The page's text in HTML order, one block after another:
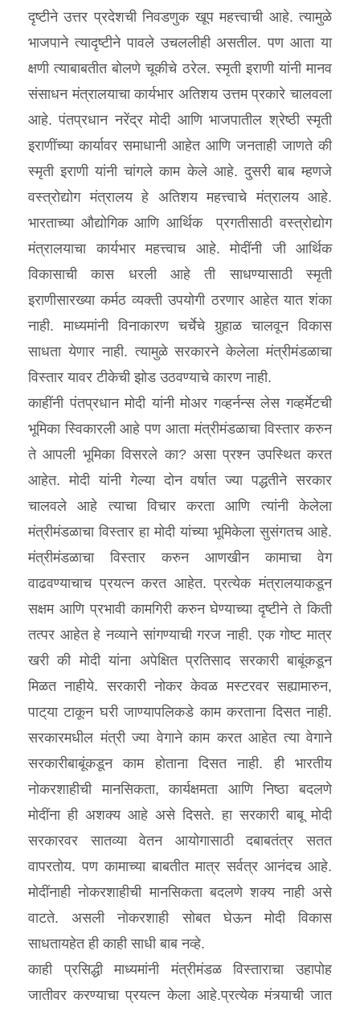
दृष्टीने उत्तर प्रदेशची निवडणुक खूप महत्त्वाची आहे. त्यामुळे
भाजपाने त्यादृष्टीने पावले उचललीही असतील. पण आता या
क्षणी त्याबाबतीत बोलणे चूकीचे ठरेल. स्मृती इराणी यांनी मानव
संसाधन मंत्रालयाचा कार्यभार अतिशय उत्तम प्रकारे चालवला
आहे. पंतप्रधान नरेंद्र मोदी आणि भाजपातील श्रेष्ठी स्मृती
इराणींच्या कार्यावर समाधानी आहेत आणि जनताही जाणते की
स्मृती इराणी यांनी चांगले काम केले आहे. दुसरी बाब म्हणजे
वस्त्रोद्योग मंत्रालय हे अतिशय महत्त्वाचे मंत्रालय आहे.
भारताच्या औद्योगिक आणि आर्थिक प्रगतीसाठी वस्त्रोद्योग
मंत्रालयाचा कार्यभार महत्त्वाच आहे. मोदींनी जी आर्थिक
विकासाची कास धरली आहे ती साधण्यासाठी स्मृती
इराणीसारख्या कर्मठ व्यक्ती उपयोगी ठरणार आहेत यात शंका
नाही. माध्यमांनी विनाकारण चर्चेचे गुर्‍हाळ चालवून विकास
साधता येणार नाही. त्यामुळे सरकारने केलेला मंत्रीमंडळाचा
विस्तार यावर टीकेची झोड उठवण्याचे कारण नाही.
काहींनी पंतप्रधान मोदी यांनी मोअर गव्हर्नन्स लेस गव्हर्मेटची
भूमिका स्विकारली आहे पण आता मंत्रीमंडळाचा विस्तार करुन
ते आपली भूमिका विसरले का? असा प्रश्‍न उपस्थित करत
आहेत. मोदी यांनी गेल्या दोन वर्षात ज्या पद्धतीने सरकार
चालवले आहे त्याचा विचार करता आणि त्यांनी केलेला
मंत्रीमंडळाचा विस्तार हा मोदी यांच्या भूमिकेला सुसंगतच आहे.
मंत्रीमंडळाचा विस्तार करुन आणखीन कामाचा वेग
वाढवण्याचाच प्रयत्न करत आहेत. प्रत्येक मंत्रालयाकडून
सक्षम आणि प्रभावी कामगिरी करुन घेण्याच्या दृष्टीने ते किती
तत्पर आहेत हे नव्याने सांगण्याची गरज नाही. एक गोष्ट मात्र
खरी की मोदी यांना अपेक्षित प्रतिसाद सरकारी बाबूंकडून
मिळत नाहीये. सरकारी नोकर केवळ मस्टरवर सह्यामारुन,
पाट्‌या टाकून घरी जाण्यापलिकडे काम करताना दिसत नाही.
सरकारमधील मंत्री ज्या वेगाने काम करत आहेत त्या वेगाने
सरकारीबाबूंकडून काम होताना दिसत नाही. ही भारतीय
नोकरशाहीची मानसिकता, कार्यक्षमता आणि निष्ठा बदलणे
मोदींना ही अशक्य आहे असे दिसते. हा सरकारी बाबू मोदी
सरकारवर सातव्या वेतन आयोगासाठी दबाबतंत्र सतत
वापरतोय. पण कामाच्या बाबतीत मात्र सर्वत्र आनंदच आहे.
मोदींनाही नोकरशाहीची मानसिकता बदलणे शक्य नाही असे
वाटते. असली नोकरशाही सोबत घेऊन मोदी विकास
साधतायहेत ही काही साधी बाब नव्हे.
काही प्रसिद्धी माध्यमांनी मंत्रीमंडळ विस्ताराचा उहापोह
जातीवर करण्याचा प्रयत्न केला आहे.प्रत्येक मंत्र्याची जात